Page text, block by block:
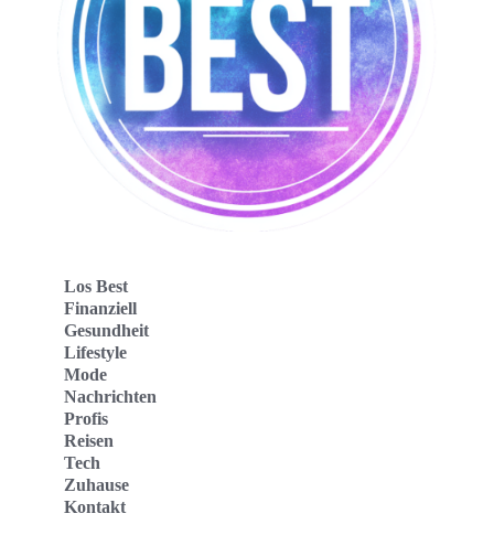
Los Best
Finanziell
Gesundheit
Lifestyle
Mode
Nachrichten
Profis
Reisen
Tech
Zuhause
Kontakt